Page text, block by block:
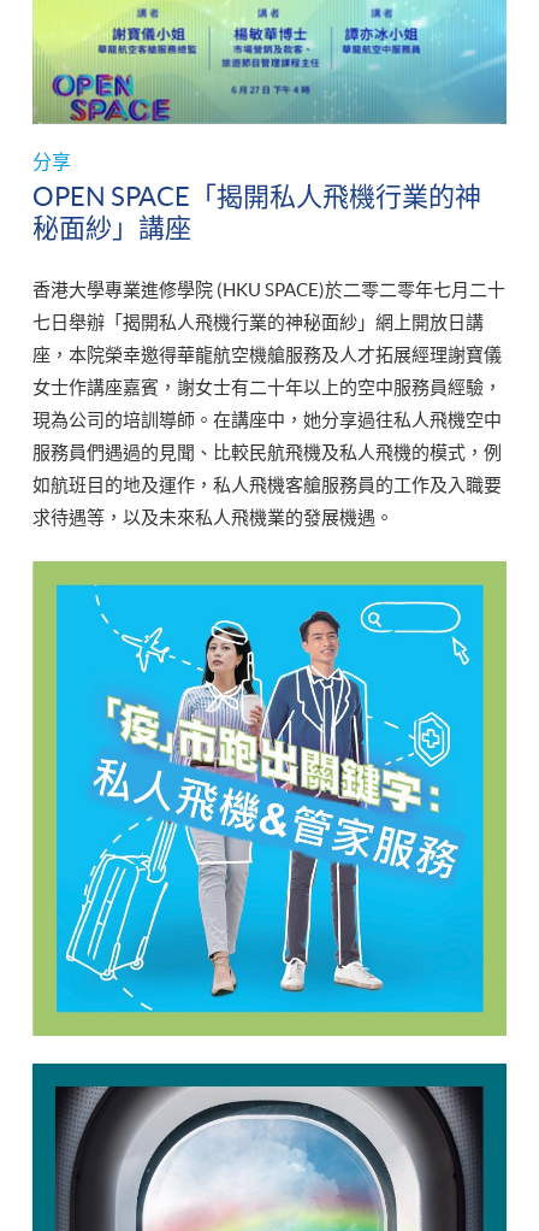
分享
OPEN SPACE「揭開私人飛機行業的神
秘面紗」講座
香港大學專業進修學院 (HKU SPACE)於二零二零年七月二十
七日舉辦「揭開私人飛機行業的神秘面紗」網上開放日講
座，本院榮幸邀得華龍航空機艙服務及人才拓展經理謝寶儀
女士作講座嘉賓，謝女士有二十年以上的空中服務員經驗，
現為公司的培訓導師。在講座中，她分享過往私人飛機空中
服務員們遇過的見聞、比較民航飛機及私人飛機的模式，例
如航班目的地及運作，私人飛機客艙服務員的工作及入職要
求待遇等，以及未來私人飛機業的發展機遇。